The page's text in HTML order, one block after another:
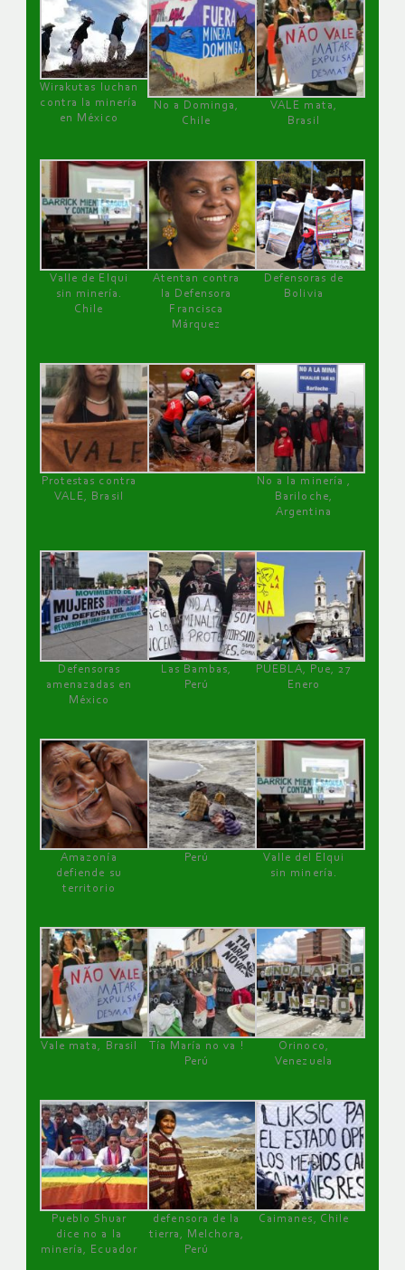
Wirakutas luchan
contra la minería
en México
No a Dominga,
Chile
VALE mata,
Brasil
Valle de Elqui
sin minería.
Chile
Atentan contra
la Defensora
Francisca
Márquez
Defensoras de
Bolivia
Protestas contra
VALE, Brasil
No a la minería ,
Bariloche,
Argentina
Defensoras
amenazadas en
México
Las Bambas,
Perú
PUEBLA, Pue, 27
Enero
Amazonía
defiende su
territorio
Perú
Valle del Elqui
sin minería.
Vale mata, Brasil
Tía María no va !
Perú
Orinoco,
Venezuela
Pueblo Shuar
dice no a la
minería, Ecuador
defensora de la
tierra, Melchora,
Perú
Caimanes, Chile